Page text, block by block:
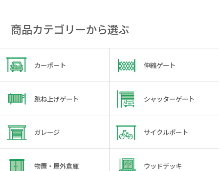
商品カテゴリーから選ぶ
カーポート 伸縮ゲート
跳ね上げゲート シャッターゲート
ガレージ サイクルポート
物置・屋外倉庫 ウッドデッキ